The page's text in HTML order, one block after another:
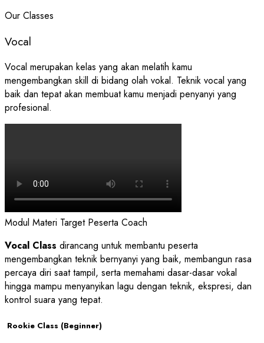
Our Classes
Vocal
Vocal merupakan kelas yang akan melatih kamu
mengembangkan skill di bidang olah vokal. Teknik vocal yang
baik dan tepat akan membuat kamu menjadi penyanyi yang
profesional.
Modul Materi Target Peserta Coach
Vocal Class dirancang untuk membantu peserta
mengembangkan teknik bernyanyi yang baik, membangun rasa
percaya diri saat tampil, serta memahami dasar-dasar vokal
hingga mampu menyanyikan lagu dengan teknik, ekspresi, dan
kontrol suara yang tepat.
Rookie Class (Beginner)